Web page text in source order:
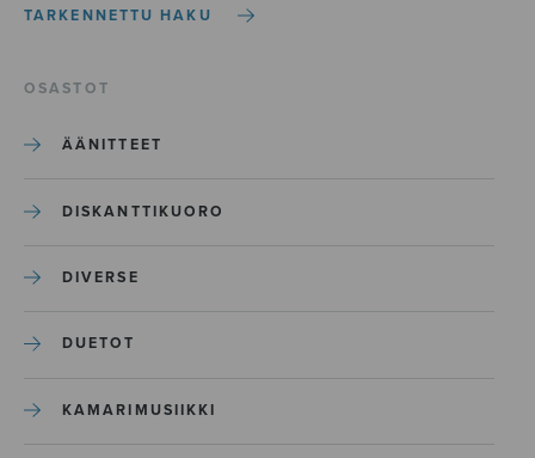
TARKENNETTU HAKU
OSASTOT
ÄÄNITTEET
DISKANTTIKUORO
DIVERSE
DUETOT
KAMARIMUSIIKKI